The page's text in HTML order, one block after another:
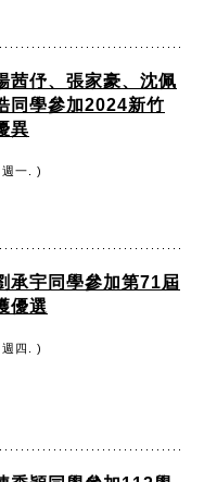
茜伃、張家豪、沈佩
同學參加2024新竹
異
一. )
承宇同學參加第71屆
優選
四. )